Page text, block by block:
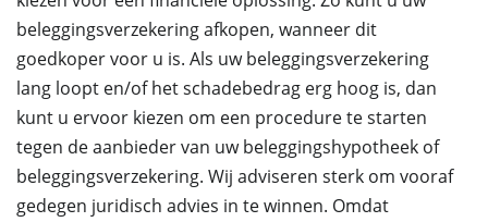
beleggingsverzekering afkopen, wanneer dit
goedkoper voor u is. Als uw beleggingsverzekering
lang loopt en/of het schadebedrag erg hoog is, dan
kunt u ervoor kiezen om een procedure te starten
tegen de aanbieder van uw beleggingshypotheek of
beleggingsverzekering. Wij adviseren sterk om vooraf
gedegen juridisch advies in te winnen. Omdat